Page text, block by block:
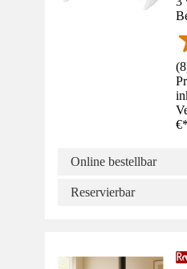
(8
€
Online bestellbar
Reservierbar